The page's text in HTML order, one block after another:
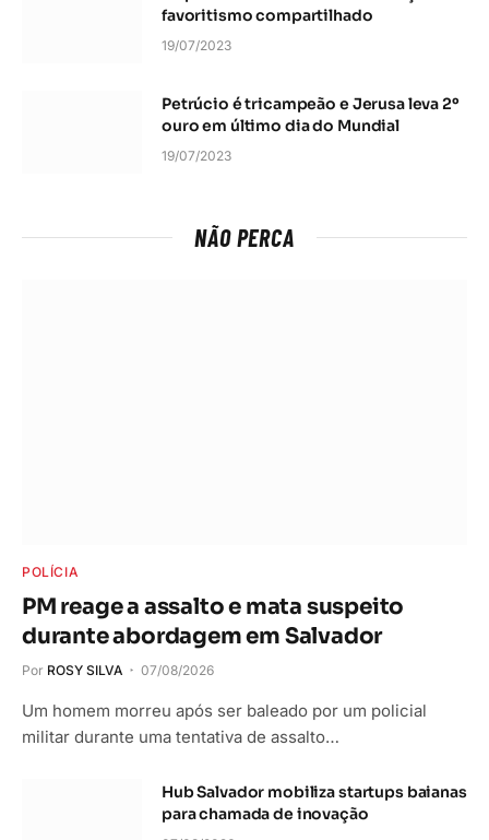
favoritismo compartilhado
19/07/2023
Petrúcio é tricampeão e Jerusa leva 2º
ouro em último dia do Mundial
19/07/2023
NÃO PERCA
POLÍCIA
PM reage a assalto e mata suspeito
durante abordagem em Salvador
Por ROSY SILVA 07/08/2026
Um homem morreu após ser baleado por um policial
militar durante uma tentativa de assalto…
Hub Salvador mobiliza startups baianas
para chamada de inovação